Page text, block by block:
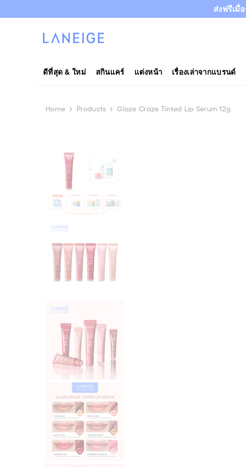
ส่งฟรีเมื่
ดีที่สุด & ใหม่ สกินแคร์ แต่งหน้า เรื่องเล่าจากแบรนด์
Home Products Glaze Craze Tinted Lip Serum 12g